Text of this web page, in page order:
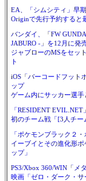
EA、「シムシティ」早
Originで先行予約すると
バンダイ、「FW
JABURO -」を12月に発
ジャブローのMSをセッ
ト
iOS「バーコードフット
ップ
ゲーム内にサッカー選
「RESIDENT
初のチーム戦「[3人チ
「ポケモンブラック２
イーブイとその進化形
ップ」
PS3/Xbox 360/WIN「メ
映画「ゼロ・ダーク・